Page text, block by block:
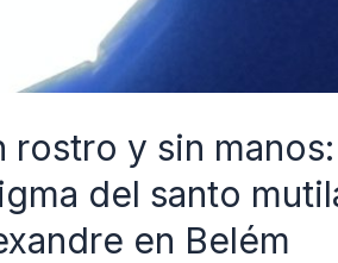
rostro y sin
del santo
en Belém